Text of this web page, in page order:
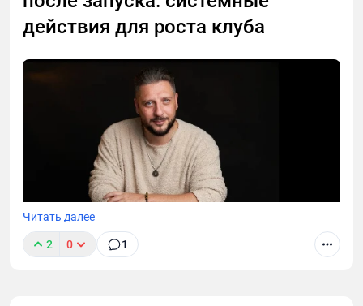
большим блогерам и начинающим экспертам. В
конце статьи вас ждёт карта запуска клуба.
действия для роста клуба
Читать далее
2 0 1